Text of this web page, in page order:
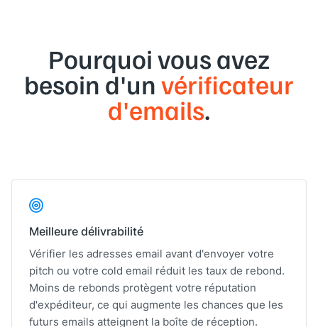
Pourquoi vous avez
besoin d'un vérificateur
d'emails.
Meilleure délivrabilité
Vérifier les adresses email avant d'envoyer votre
pitch ou votre cold email réduit les taux de rebond.
Moins de rebonds protègent votre réputation
d'expéditeur, ce qui augmente les chances que les
futurs emails atteignent la boîte de réception.